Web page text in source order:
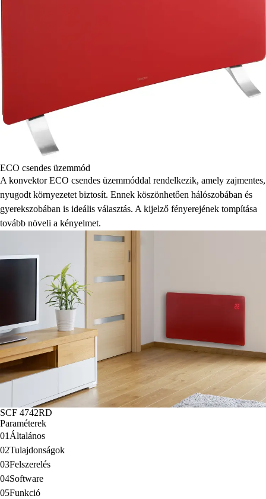
ECO csendes üzemmód
A konvektor ECO csendes üzemmóddal rendelkezik, amely zajmentes,
nyugodt környezetet biztosít. Ennek köszönhetően hálószobában és
gyerekszobában is ideális választás. A kijelző fényerejének tompítása
tovább növeli a kényelmet.
SCF 4742RD
Paraméterek
01 Általános
02Tulajdonságok
03Felszerelés
04Software
05Funkció